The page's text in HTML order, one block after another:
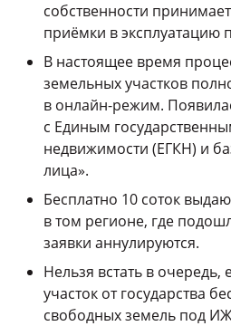
собственности
приёмки в эксплуатацию
В настоящее время
земельных участков
в онлайн-режим.
с Единым
недвижимости (ЕГКН) и
лица».
Бесплатно 10 соток
в том регионе, где
заявки аннулируются.
Нельзя встать в очередь,
участок от государства
свободных земель под